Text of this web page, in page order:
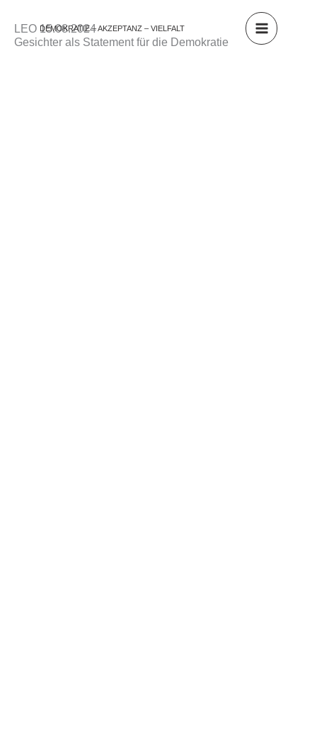
Inhalt
springen
DEMOKRATIE – AKZEPTANZ – VIELFALT
LEO 15.08.2024
Gesichter als Statement für die Demokratie